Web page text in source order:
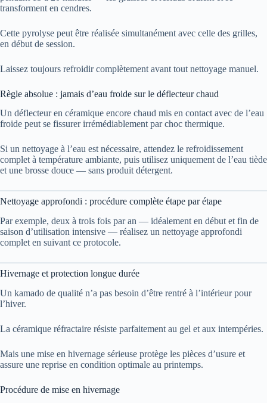
transforment en cendres.
Cette pyrolyse peut être réalisée simultanément avec celle des grilles,
en début de session.
Laissez toujours refroidir complètement avant tout nettoyage manuel.
Règle absolue : jamais d’eau froide sur le déflecteur chaud
Un déflecteur en céramique encore chaud mis en contact avec de l’eau
froide peut se fissurer irrémédiablement par choc thermique.
Si un nettoyage à l’eau est nécessaire, attendez le refroidissement
complet à température ambiante, puis utilisez uniquement de l’eau tiède
et une brosse douce — sans produit détergent.
Nettoyage approfondi : procédure complète étape par étape
Par exemple, deux à trois fois par an — idéalement en début et fin de
saison d’utilisation intensive — réalisez un nettoyage approfondi
complet en suivant ce protocole.
Hivernage et protection longue durée
Un kamado de qualité n’a pas besoin d’être rentré à l’intérieur pour
l’hiver.
La céramique réfractaire résiste parfaitement au gel et aux intempéries.
Mais une mise en hivernage sérieuse protège les pièces d’usure et
assure une reprise en condition optimale au printemps.
Procédure de mise en hivernage